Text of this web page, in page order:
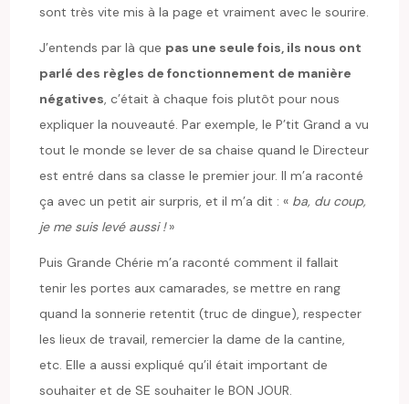
sont très vite mis à la page et vraiment avec le sourire.
J’entends par là que pas une seule fois, ils nous ont
parlé des règles de fonctionnement de manière
négatives, c’était à chaque fois plutôt pour nous
expliquer la nouveauté. Par exemple, le P’tit Grand a vu
tout le monde se lever de sa chaise quand le Directeur
est entré dans sa classe le premier jour. Il m’a raconté
ça avec un petit air surpris, et il m’a dit : « ba, du coup,
je me suis levé aussi !»
Puis Grande Chérie m’a raconté comment il fallait
tenir les portes aux camarades, se mettre en rang
quand la sonnerie retentit (truc de dingue), respecter
les lieux de travail, remercier la dame de la cantine,
etc. Elle a aussi expliqué qu’il était important de
souhaiter et de SE souhaiter le BON JOUR.